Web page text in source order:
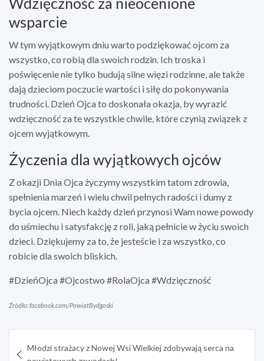
wsparcie
W tym wyjątkowym dniu warto podziękować ojcom za
wszystko, co robią dla swoich rodzin. Ich troska i
poświęcenie nie tylko budują silne więzi rodzinne, ale także
dają dzieciom poczucie wartości i siłę do pokonywania
trudności. Dzień Ojca to doskonała okazja, by wyrazić
wdzięczność za te wszystkie chwile, które czynią związek z
ojcem wyjątkowym.
Życzenia dla wyjątkowych ojców
Z okazji Dnia Ojca życzymy wszystkim tatom zdrowia,
spełnienia marzeń i wielu chwil pełnych radości i dumy z
bycia ojcem. Niech każdy dzień przynosi Wam nowe powody
do uśmiechu i satysfakcję z roli, jaką pełnicie w życiu swoich
dzieci. Dziękujemy za to, że jesteście i za wszystko, co
robicie dla swoich bliskich.
#DzieńOjca #Ojcostwo #RolaOjca #Wdzięczność
Źródło: facebook.com/PowiatBydgoski
wpisu
Młodzi strażacy z Nowej Wsi Wielkiej zdobywają serca na